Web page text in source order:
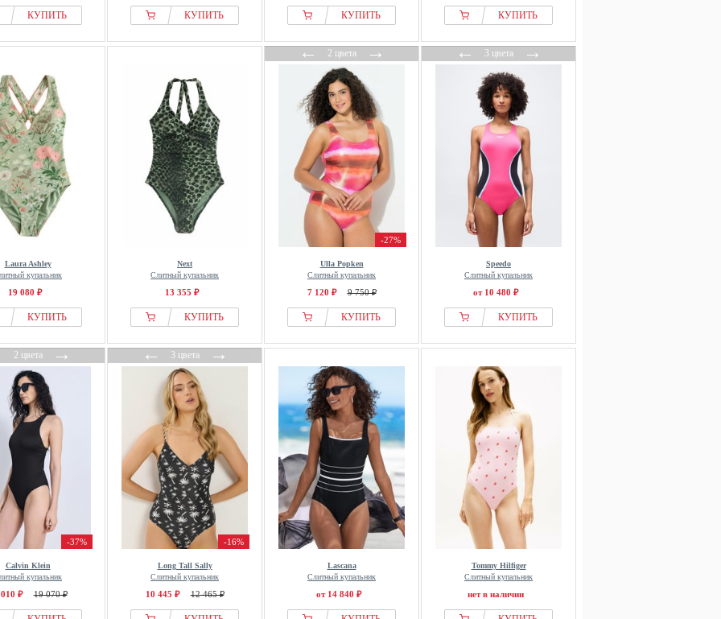
КУПИТЬ КУПИТЬ КУПИТЬ КУПИТЬ
Laura Ashley
купальник
19 080 ₽
КУПИТЬ
Next
Слитный купальник
13 355 ₽
КУПИТЬ
←2 цвета→
-27%
Ulla Popken
Слитный купальник
7 120 ₽ 9 750 ₽
КУПИТЬ
←3 цвета→
Speedo
Слитный купальник
от 10 480 ₽
КУПИТЬ
2 цвета→
-37%
Calvin Klein
купальник
₽ 19 070 ₽
←3 цвета→
-16%
Long Tall Sally
Слитный купальник
10 445 ₽ 12 465 ₽
Lascana
Слитный купальник
от 14 840 ₽
Tommy Hilfiger
Слитный купальник
нет в наличии